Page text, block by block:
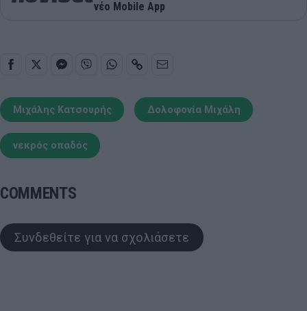
νέο Mobile App
Μιχάλης Κατσουρής Δολοφονία Μιχάλη
νεκρός οπαδός
COMMENTS
Συνδεθείτε για να σχολιάσετε